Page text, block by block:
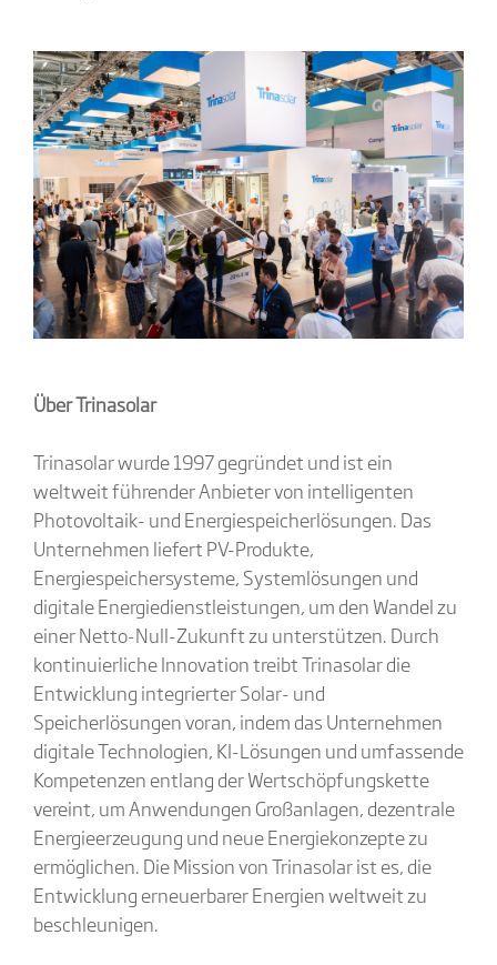
Über Trinasolar
Trinasolar wurde 1997 gegründet und ist ein
weltweit führender Anbieter von intelligenten
Photovoltaik- und Energiespeicherlösungen. Das
Unternehmen liefert PV-Produkte,
Energiespeichersysteme, Systemlösungen und
digitale Energiedienstleistungen, um den Wandel zu
einer Netto-Null-Zukunft zu unterstützen. Durch
kontinuierliche Innovation treibt Trinasolar die
Entwicklung integrierter Solar- und
Speicherlösungen voran, indem das Unternehmen
digitale Technologien, KI-Lösungen und umfassende
Kompetenzen entlang der Wertschöpfungskette
vereint, um Anwendungen Großanlagen, dezentrale
Energieerzeugung und neue Energiekonzepte zu
ermöglichen. Die Mission von Trinasolar ist es, die
Entwicklung erneuerbarer Energien weltweit zu
beschleunigen.